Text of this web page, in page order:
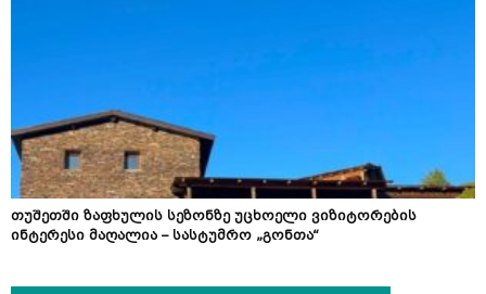
თუშეთში ზაფხულის სეზონზე უცხოელი ვიზიტორების
ინტერესი მაღალია – სასტუმრო „გონთა“